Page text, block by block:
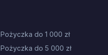
Pożyczka do 1 000 zł
Pożyczka do 5 000 zł